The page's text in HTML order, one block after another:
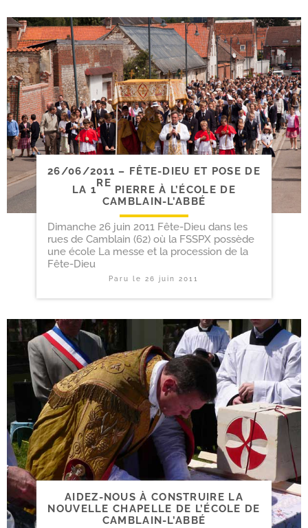
26/​06/​2011 – FÊTE-​DIEU ET POSE DE
LA 1
RE
PIERRE À L’ÉCOLE DE
CAMBLAIN-L’ABBÉ
Dimanche 26 juin 2011 Fête-Dieu dans les
rues de Camblain (62) où la FSSPX possède
une école La messe et la procession de la
Fête-Dieu
Paru le26 juin 2011
AIDEZ-​NOUS À CONSTRUIRE LA
NOUVELLE CHAPELLE DE L’ÉCOLE DE
CAMBLAIN-L’ABBÉ